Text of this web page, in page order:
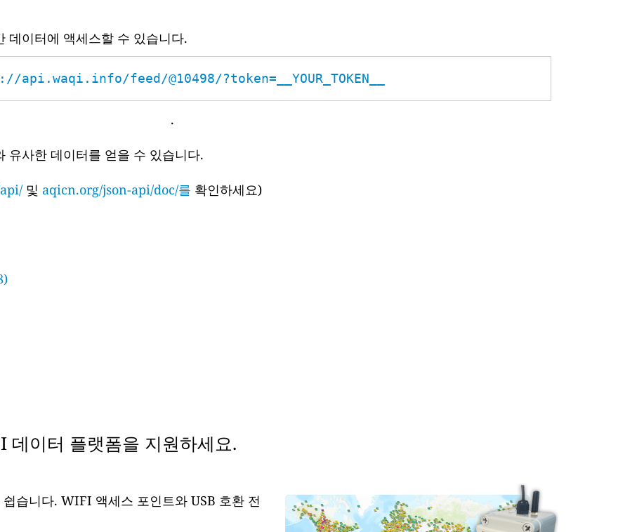
데이터에 액세스할 수 있습니다.
api.waqi.info/feed/@10498/?token=__YOUR_TOKEN__
.
유사한 데이터를 얻을 수 있습니다.
및 aqicn.org/json-api/doc/를 확인하세요)
데이터 플랫폼을 지원하세요.
습니다. WIFI 액세스 포인트와 USB 호환 전